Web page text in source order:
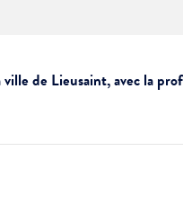
de Lieusaint, avec la